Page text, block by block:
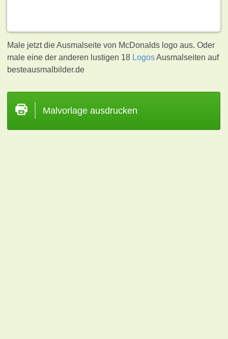
Male jetzt die Ausmalseite von McDonalds logo aus. Oder
male eine der anderen lustigen 18 LogosAusmalseiten auf
besteausmalbilder.de
Malvorlage ausdrucken